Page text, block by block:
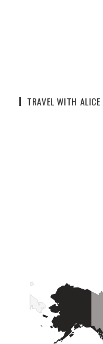
TRAVEL WITH